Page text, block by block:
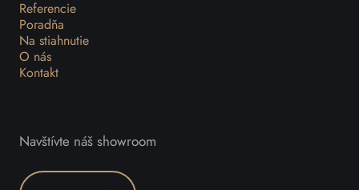
Referencie
Poradňa
Na stiahnutie
O nás
Kontakt
Navštívte náš showroom